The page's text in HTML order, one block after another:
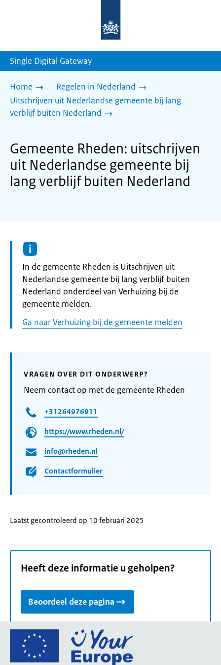
homepage
Single Digital Gateway
Home
Regelen in Nederland
Uitschrijven uit Nederlandse gemeente bij lang
verblijf buiten Nederland
Gemeente Rheden: uitschrijven
uit Nederlandse gemeente bij
lang verblijf buiten Nederland
Informatie:
In de gemeente Rheden is Uitschrijven uit
Nederlandse gemeente bij lang verblijf buiten
Nederland onderdeel van Verhuizing bij de
gemeente melden.
Ga naar Verhuizing bij de gemeente melden
VRAGEN OVER DIT ONDERWERP?
Neem contact op met de gemeente Rheden
+31264976911
https://www.rheden.nl/
info@rheden.nl
Contactformulier
Laatst gecontroleerd op 10 februari 2025
Heeft deze informatie u geholpen?
Beoordeel deze pagina
Ga
de